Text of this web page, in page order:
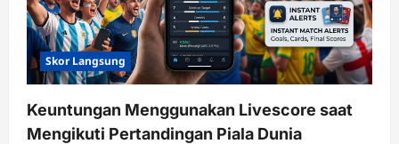
Skor Langsung
Keuntungan Menggunakan Livescore saat
Mengikuti Pertandingan Piala Dunia